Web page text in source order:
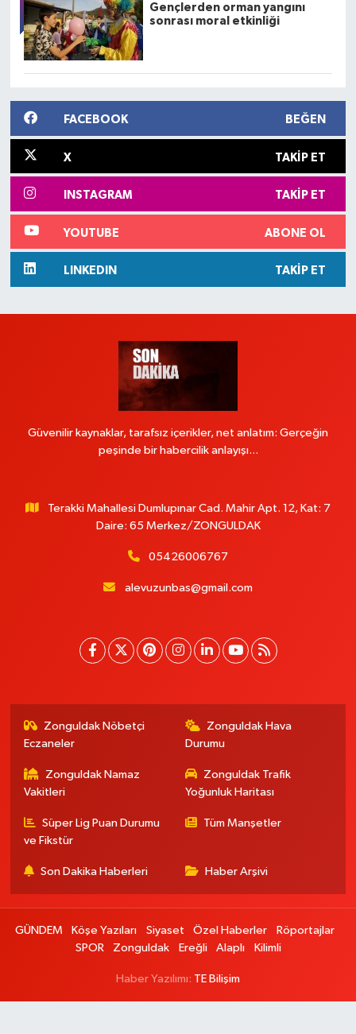
Gençlerden orman yangını
sonrası moral etkinliği
FACEBOOK BEĞEN
X TAKIP ET
INSTAGRAM TAKIP ET
YOUTUBE ABONE OL
LINKEDIN TAKIP ET
Güvenilir kaynaklar, tarafsız içerikler, net anlatım: Gerçeğin
peşinde bir habercilik anlayışı...
Terakki Mahallesi Dumlupınar Cad. Mahir Apt. 12, Kat: 7
Daire: 65 Merkez/ZONGULDAK
05426006767
alevuzunbas@gmail.com
Zonguldak Nöbetçi
Eczaneler
Zonguldak Hava
Durumu
Zonguldak Namaz
Vakitleri
Zonguldak Trafik
Yoğunluk Haritası
Süper Lig Puan Durumu
ve Fikstür
Tüm Manşetler
Son Dakika Haberleri Haber Arşivi
GÜNDEM Köşe Yazıları Siyaset Özel Haberler
Röportajlar
SPOR
Zonguldak Ereğli Alaplı Kilimli
Haber Yazılımı: TE Bilişim